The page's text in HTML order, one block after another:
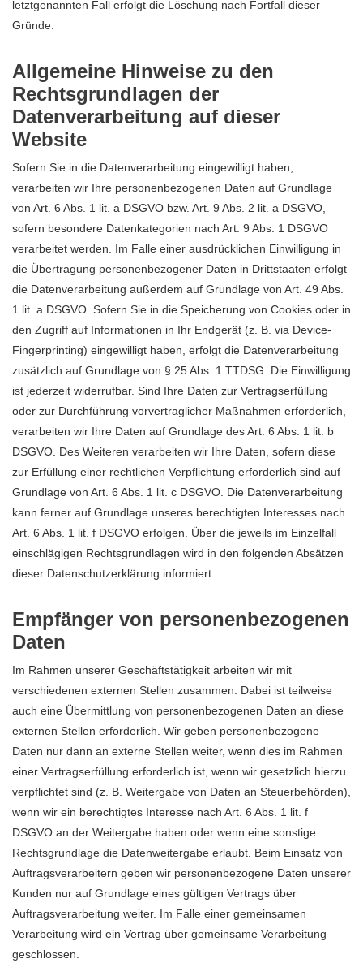
letztgenannten Fall erfolgt die Löschung nach Fortfall dieser
Gründe.
Allgemeine Hinweise zu den
Rechtsgrundlagen der
Datenverarbeitung auf dieser
Website
Sofern Sie in die Datenverarbeitung eingewilligt haben,
verarbeiten wir Ihre personenbezogenen Daten auf Grundlage
von Art. 6 Abs. 1 lit. a DSGVO bzw. Art. 9 Abs. 2 lit. a DSGVO,
sofern besondere Datenkategorien nach Art. 9 Abs. 1 DSGVO
verarbeitet werden. Im Falle einer ausdrücklichen Einwilligung in
die Übertragung personenbezogener Daten in Drittstaaten erfolgt
die Datenverarbeitung außerdem auf Grundlage von Art. 49 Abs.
1 lit. a DSGVO. Sofern Sie in die Speicherung von Cookies oder in
den Zugriff auf Informationen in Ihr Endgerät (z. B. via Device-
Fingerprinting) eingewilligt haben, erfolgt die Datenverarbeitung
zusätzlich auf Grundlage von § 25 Abs. 1 TTDSG. Die Einwilligung
ist jederzeit widerrufbar. Sind Ihre Daten zur Vertragserfüllung
oder zur Durchführung vorvertraglicher Maßnahmen erforderlich,
verarbeiten wir Ihre Daten auf Grundlage des Art. 6 Abs. 1 lit. b
DSGVO. Des Weiteren verarbeiten wir Ihre Daten, sofern diese
zur Erfüllung einer rechtlichen Verpflichtung erforderlich sind auf
Grundlage von Art. 6 Abs. 1 lit. c DSGVO. Die Datenverarbeitung
kann ferner auf Grundlage unseres berechtigten Interesses nach
Art. 6 Abs. 1 lit. f DSGVO erfolgen. Über die jeweils im Einzelfall
einschlägigen Rechtsgrundlagen wird in den folgenden Absätzen
dieser Datenschutzerklärung informiert.
Empfänger von personenbezogenen
Daten
Im Rahmen unserer Geschäftstätigkeit arbeiten wir mit
verschiedenen externen Stellen zusammen. Dabei ist teilweise
auch eine Übermittlung von personenbezogenen Daten an diese
externen Stellen erforderlich. Wir geben personenbezogene
Daten nur dann an externe Stellen weiter, wenn dies im Rahmen
einer Vertragserfüllung erforderlich ist, wenn wir gesetzlich hierzu
verpflichtet sind (z. B. Weitergabe von Daten an Steuerbehörden),
wenn wir ein berechtigtes Interesse nach Art. 6 Abs. 1 lit. f
DSGVO an der Weitergabe haben oder wenn eine sonstige
Rechtsgrundlage die Datenweitergabe erlaubt. Beim Einsatz von
Auftragsverarbeitern geben wir personenbezogene Daten unserer
Kunden nur auf Grundlage eines gültigen Vertrags über
Auftragsverarbeitung weiter. Im Falle einer gemeinsamen
Verarbeitung wird ein Vertrag über gemeinsame Verarbeitung
geschlossen.